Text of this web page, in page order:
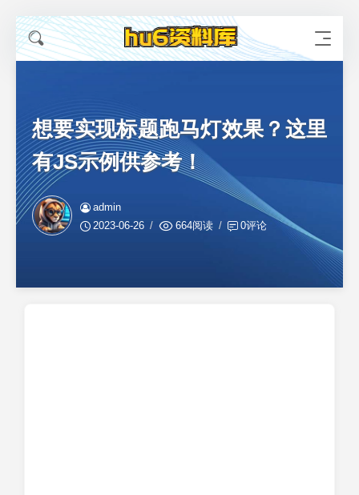
想要实现标题跑马灯效果？这里
有JS示例供参考！
admin
2023-06-26
664阅读 0评论